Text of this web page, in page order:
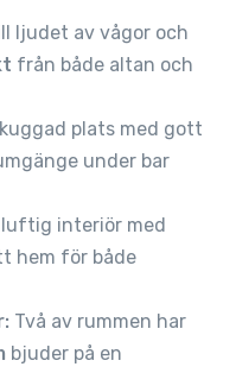
ljudet av vågor och
från både altan och
plats med gott
under bar
interiör med
hem för både
Två av rummen har
bjuder på en